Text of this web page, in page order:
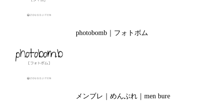
photobomb｜フォトボム
メンブレ｜めんぶれ｜men bure